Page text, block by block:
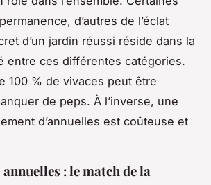
d’autres de l’éclat
d’un jardin réussi réside dans la
entre ces différentes catégories.
100 % de vivaces peut être
de peps. À l’inverse, une
d’annuelles est coûteuse et
: le match de la